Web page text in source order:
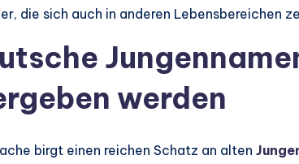
die sich auch in anderen Lebensbereichen
werden
birgt einen reichen Schatz an alten